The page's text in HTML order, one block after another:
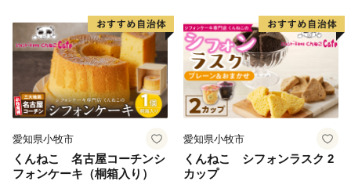
レーション ホールケーキ 日
時指定可
愛知県小牧市
くんねこ 名古屋コーチンシ
フォンケーキ（桐箱入り）
愛知県小牧市
くんねこ シフォンラスク 2
カップ